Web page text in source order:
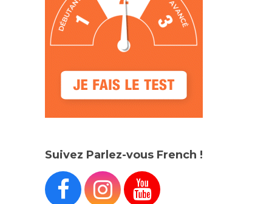
Suivez Parlez-vous French !
  